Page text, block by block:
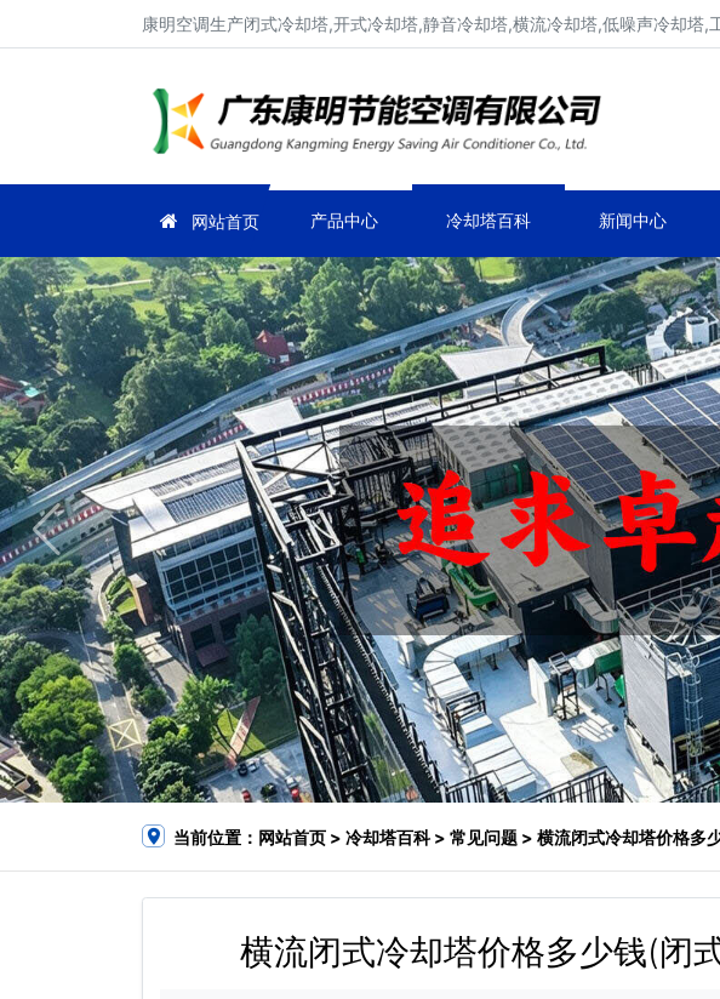
康明空调生产闭式冷却塔,开式冷却塔,静音冷却塔,横流冷却塔,低噪声冷却
网站首页 产品中心 冷却塔百科 新闻中心
当前位置： 网站首页 > 冷却塔百科> 常见问题 > 横流闭式冷却塔价格多
横流闭式冷却塔价格多少钱(闭